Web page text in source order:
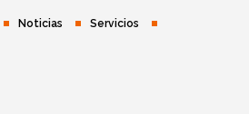
Noticias Servicios